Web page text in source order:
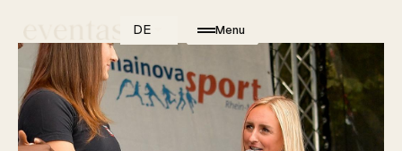
DE Menu